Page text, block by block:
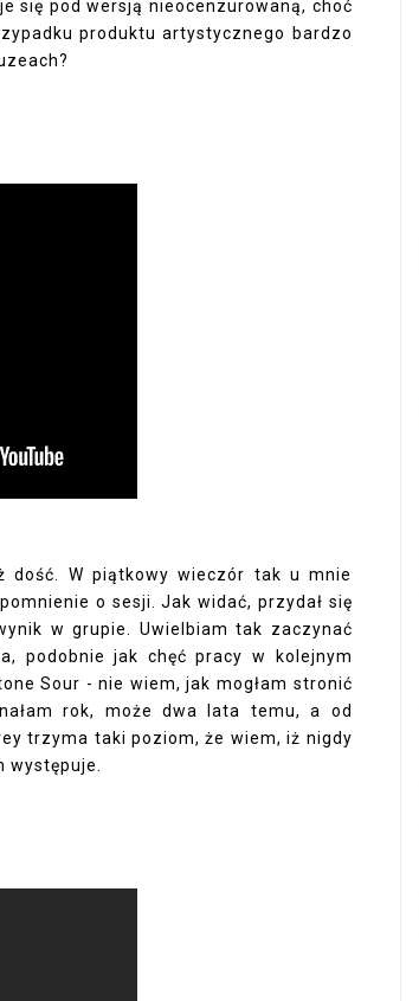
się pod wersją nieocenzurowaną, choć
produktu artystycznego bardzo
dość. W piątkowy wieczór tak u mnie
o sesji. Jak widać, przydał się
w grupie. Uwielbiam tak zaczynać
podobnie jak chęć pracy w kolejnym
Sour - nie wiem, jak mogłam stronić
rok, może dwa lata temu, a od
trzyma taki poziom, że wiem, iż nigdy
występuje.